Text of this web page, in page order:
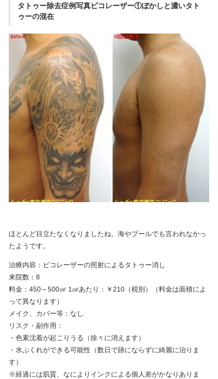
タトゥー除去症例写真ピコレーザー①ぼかしと濃いタト
ゥーの混在
ほとんど目立たなくなりましたね。海やプールでも言われなかっ
たようです。
治療内容：ピコレーザーの照射によるタトゥー消し
来院数：8
料金：450～500㎠ 1㎠あたり：￥210（税別）（料金は面積によ
って異なります）
メイク、カバー等：なし
リスク・副作用：
・色素沈着が起こりうる（徐々に消えます）
・水ぶくれができる可能性（数日で跡にならずに綺麗に治りま
す）
※経過には肌質、なによりインクによる個人差がかなりありま